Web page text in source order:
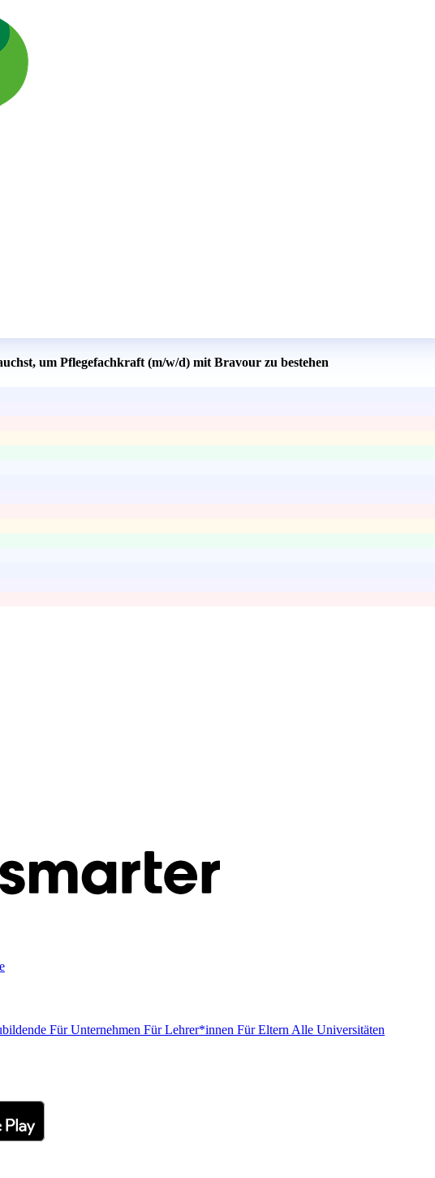
um Pflegefachkraft (m/w/d) mit Bravour zu bestehen
Für Unternehmen Für Lehrer*innen Für Eltern Alle Universitäten